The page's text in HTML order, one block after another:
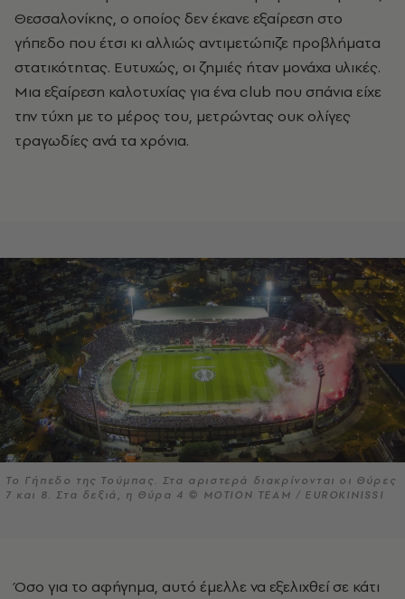
Θεσσαλονίκης, ο οποίος δεν έκανε εξαίρεση στο
γήπεδο που έτσι κι αλλιώς αντιμετώπιζε προβλήματα
στατικότητας. Ευτυχώς, οι ζημιές ήταν μονάχα υλικές.
Μια εξαίρεση καλοτυχίας για ένα club που σπάνια είχε
την τύχη με το μέρος του, μετρώντας ουκ ολίγες
τραγωδίες ανά τα χρόνια.
Το Γήπεδο της Τούμπας. Στα αριστερά διακρίνονται οι Θύρες
7 και 8. Στα δεξιά, η Θύρα 4 © ΜΟΤΙΟΝ ΤΕΑΜ / EUROKINISSI
Όσο για το αφήγημα, αυτό έμελλε να εξελιχθεί σε κάτι